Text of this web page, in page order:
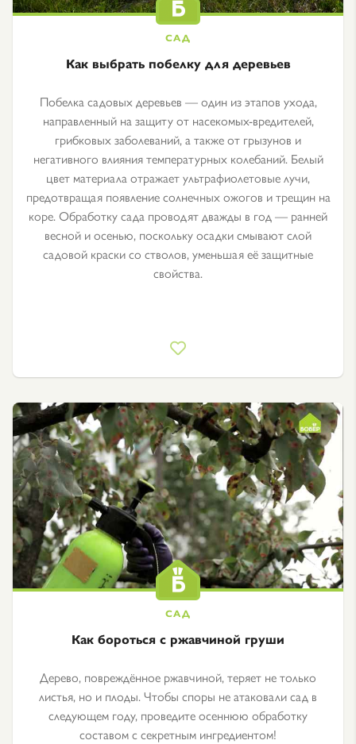
Как выбрать побелку для деревьев
Побелка садовых деревьев — один из этапов ухода,
направленный на защиту от насекомых-вредителей,
грибковых заболеваний, а также от грызунов и
негативного влияния температурных колебаний. Белый
цвет материала отражает ультрафиолетовые лучи,
предотвращая появление солнечных ожогов и трещин на
коре. Обработку сада проводят дважды в год — ранней
весной и осенью, поскольку осадки смывают слой
садовой краски со стволов, уменьшая её защитные
свойства.
Как бороться с ржавчиной груши
Дерево, повреждённое ржавчиной, теряет не только
листья, но и плоды. Чтобы споры не атаковали сад в
следующем году, проведите осеннюю обработку
составом с секретным ингредиентом!